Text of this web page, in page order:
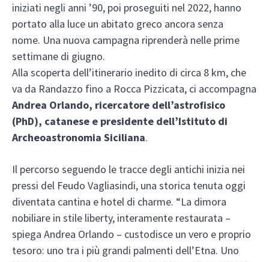
iniziati negli anni ’90, poi proseguiti nel 2022, hanno
portato alla luce un abitato greco ancora senza
nome. Una nuova campagna riprenderà nelle prime
settimane di giugno.
Alla scoperta dell’itinerario inedito di circa 8 km, che
va da Randazzo fino a Rocca Pizzicata, ci accompagna
Andrea Orlando, ricercatore dell’astrofisico
(PhD), catanese e presidente dell’Istituto di
Archeoastronomia Siciliana.
Il percorso seguendo le tracce degli antichi inizia nei
pressi del Feudo Vagliasindi, una storica tenuta oggi
diventata cantina e hotel di charme. “La dimora
nobiliare in stile liberty, interamente restaurata –
spiega Andrea Orlando – custodisce un vero e proprio
tesoro: uno tra i più grandi palmenti dell’Etna. Uno